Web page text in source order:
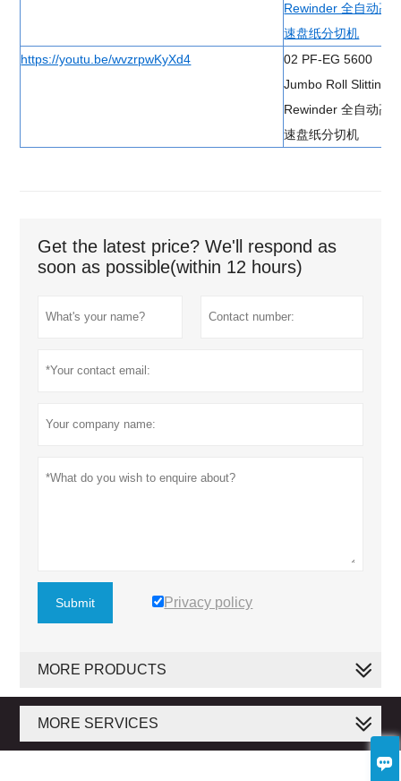

Rewinder 全自动高
速盘纸分切机
https://youtu.be/wvzrpwKyXd4
02 PF-EG 5600
Jumbo Roll Slitting
Rewinder 全自动高
速盘纸分切机
Get the latest price? We'll respond as
soon as possible(within 12 hours)
Submit Privacy policy
MORE PRODUCTS
MORE SERVICES